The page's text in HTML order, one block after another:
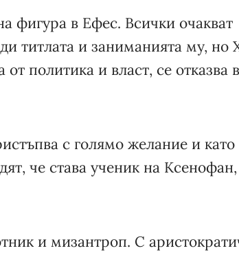
фигура в Ефес. Всички очакват
титлата и заниманията му, но
политика и власт, се отказва
с голямо желание и като
че става ученик на
и мизантроп. С